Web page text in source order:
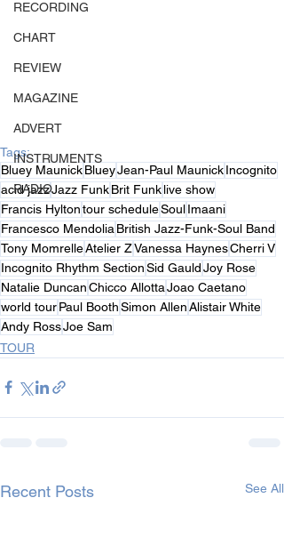
RECORDING
CHART
REVIEW
MAGAZINE
ADVERT
INSTRUMENTS
RADIO
Tags:
Bluey MaunickBlueyJean-Paul MaunickIncognito
acid jazzJazz FunkBrit Funklive show
Francis Hyltontour scheduleSoulImaani
Francesco Mendolia British Jazz-Funk-Soul Band
Tony MomrelleAtelier ZVanessa HaynesCherri V
Incognito Rhythm SectionSid GauldJoy Rose
Natalie DuncanChicco AllottaJoao Caetano
world tourPaul BoothSimon AllenAlistair White
Andy RossJoe Sam
TOUR
Recent Posts See All